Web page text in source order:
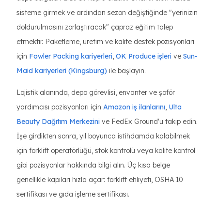
sisteme girmek ve ardından sezon değiştiğinde "yerinizin
doldurulmasını zorlaştıracak" çapraz eğitim talep
etmektir. Paketleme, üretim ve kalite destek pozisyonları
için Fowler Packing kariyerleri, OK Produce işleri ve Sun-
Maid kariyerleri (Kingsburg) ile başlayın.
Lojistik alanında, depo görevlisi, envanter ve şoför
yardımcısı pozisyonları için Amazon iş ilanlarını, Ulta
Beauty Dağıtım Merkezini ve FedEx Ground'u takip edin.
İşe girdikten sonra, yıl boyunca istihdamda kalabilmek
için forklift operatörlüğü, stok kontrolü veya kalite kontrol
gibi pozisyonlar hakkında bilgi alın. Üç kısa belge
genellikle kapıları hızla açar: forklift ehliyeti, OSHA 10
sertifikası ve gıda işleme sertifikası.